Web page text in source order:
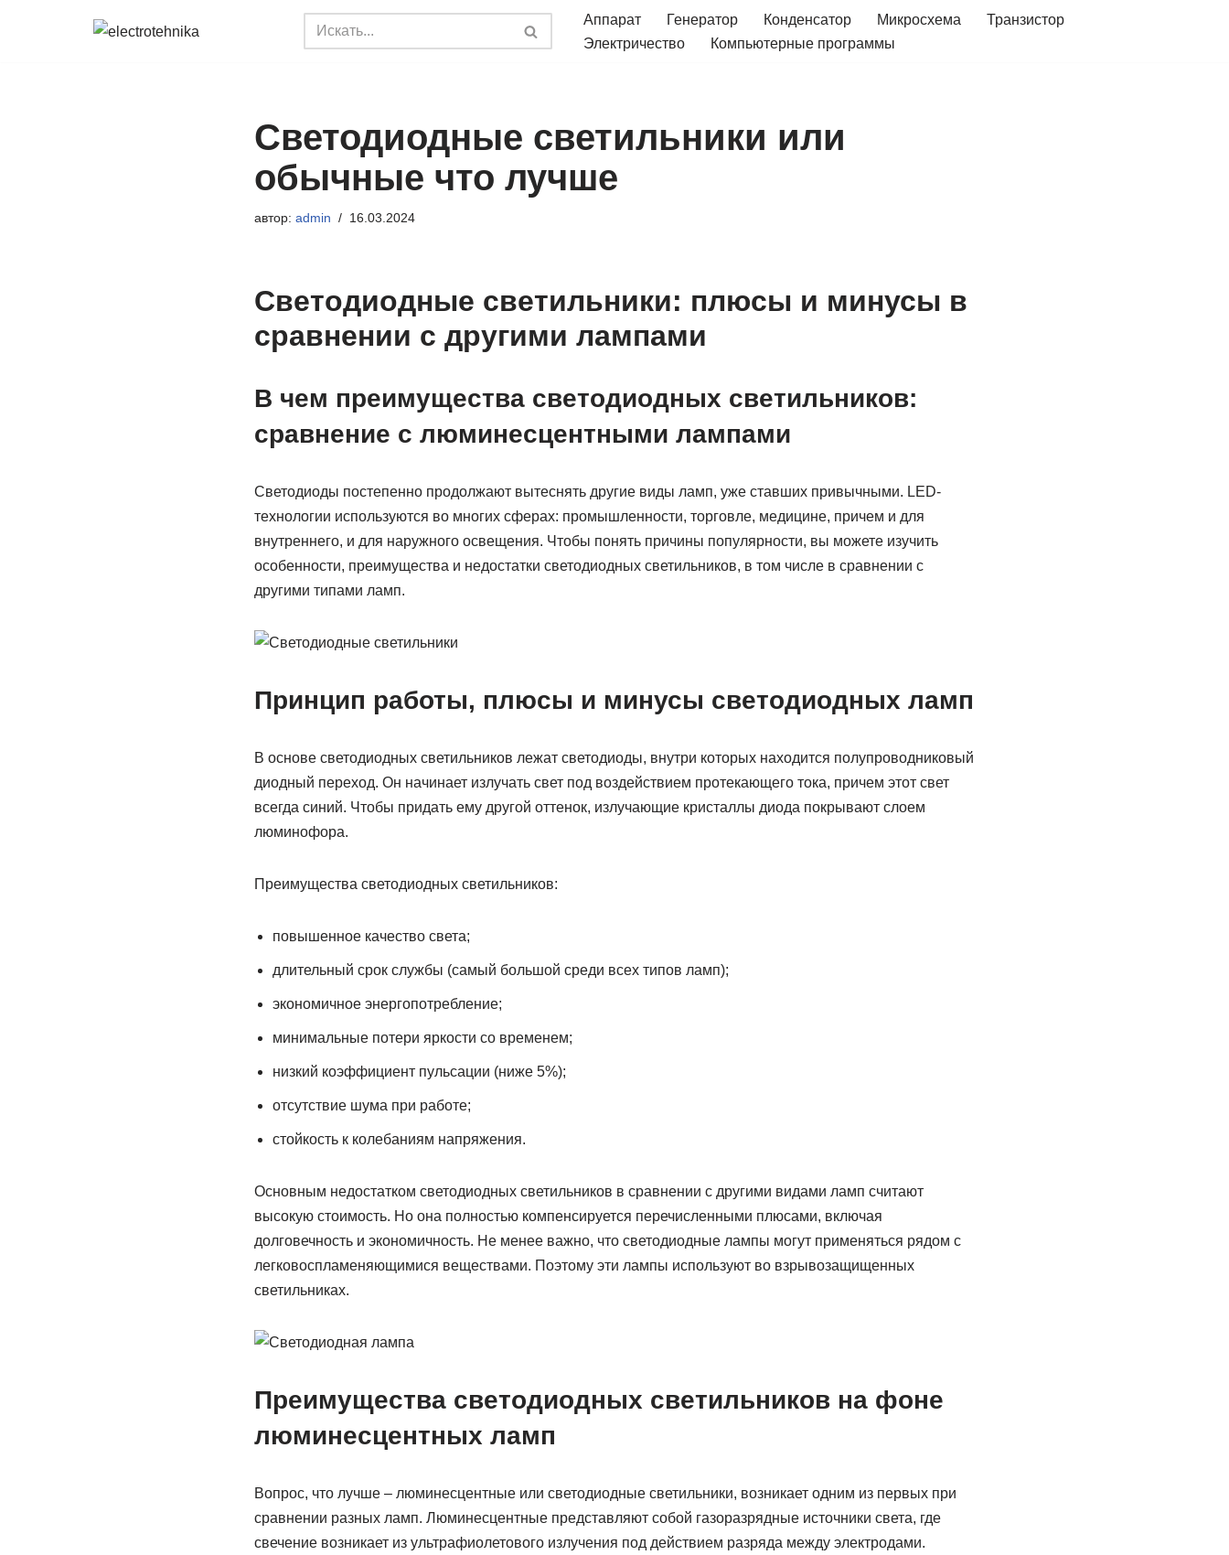
Аппарат Генератор Конденсатор Микросхема
Транзистор
Электричество
Компьютерные программы
Светодиодные светильники или
обычные что лучше
автор: admin 16.03.2024
Светодиодные светильники: плюсы и минусы в
сравнении с другими лампами
В чем преимущества светодиодных светильников:
сравнение с люминесцентными лампами
Светодиоды постепенно продолжают вытеснять другие виды ламп, уже ставших привычными. LED-
технологии используются во многих сферах: промышленности, торговле, медицине, причем и для
внутреннего, и для наружного освещения. Чтобы понять причины популярности, вы можете изучить
особенности, преимущества и недостатки светодиодных светильников, в том числе в сравнении с
другими типами ламп.
Принцип работы, плюсы и минусы светодиодных ламп
В основе светодиодных светильников лежат светодиоды, внутри которых находится полупроводниковый
диодный переход. Он начинает излучать свет под воздействием протекающего тока, причем этот свет
всегда синий. Чтобы придать ему другой оттенок, излучающие кристаллы диода покрывают слоем
люминофора.
Преимущества светодиодных светильников:
повышенное качество света;
длительный срок службы (самый большой среди всех типов ламп);
экономичное энергопотребление;
минимальные потери яркости со временем;
низкий коэффициент пульсации (ниже 5%);
отсутствие шума при работе;
стойкость к колебаниям напряжения.
Основным недостатком светодиодных светильников в сравнении с другими видами ламп считают
высокую стоимость. Но она полностью компенсируется перечисленными плюсами, включая
долговечность и экономичность. Не менее важно, что светодиодные лампы могут применяться рядом с
легковоспламеняющимися веществами. Поэтому эти лампы используют во взрывозащищенных
светильниках.
Преимущества светодиодных светильников на фоне
люминесцентных ламп
Вопрос, что лучше – люминесцентные или светодиодные светильники, возникает одним из первых при
сравнении разных ламп. Люминесцентные представляют собой газоразрядные источники света, где
свечение возникает из ультрафиолетового излучения под действием разряда между электродами.